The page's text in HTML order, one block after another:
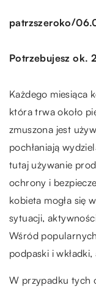
patrzszeroko/
Potrzebujesz ok.
Każdego miesiąca
która trwa około
zmuszona jest
pochłaniają
tutaj używanie
ochrony i
kobieta mogła się
sytuacji,
Wśród
podpaski i
W przypadku tych